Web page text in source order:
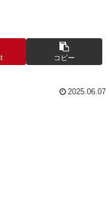
コピー
2025.06.07